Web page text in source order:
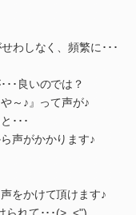
わしなく、頻繁に･･･
･･良いのでは？
～♪』って声が♪
･･･
声がかかります♪
をかけて頂けます♪